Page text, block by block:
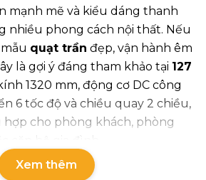
mạnh mẽ và kiểu dáng thanh
nhiều phong cách nội thất. Nếu
quạt trần đẹp, vận hành êm
là gợi ý đáng tham khảo tại 127
1320 mm, động cơ DC công
6 tốc độ và chiều quay 2 chiều,
cho phòng khách, phòng
căn hộ gia đình.
Xem thêm